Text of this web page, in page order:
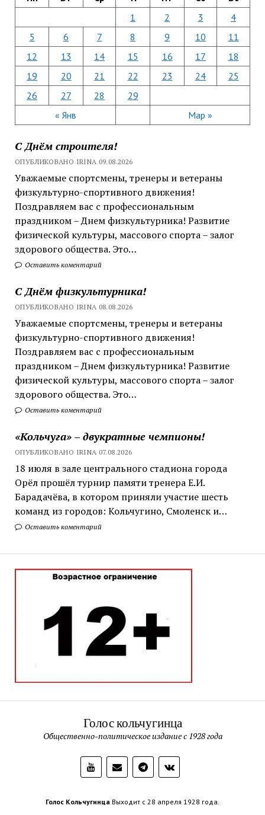
« Янв Мар »
1 2 3
4
5
6 7 8 9 10
11
12
13 14 15 16 17
18
19
20 21 22 23 24
25
26
27 28 29
С Днём строителя!
ОПУБЛИКОВАНО IRINA 09.08.2026
Уважаемые спортсмены, тренеры и ветераны
физкультурно-спортивного движения!
Поздравляем вас с профессиональным
праздником – Днем физкультурника! Развитие
физической культуры, массового спорта – залог
здорового общества. Это…
Оставить коментарий
С Днём физкультурника!
ОПУБЛИКОВАНО IRINA 08.08.2026
Уважаемые спортсмены, тренеры и ветераны
физкультурно-спортивного движения!
Поздравляем вас с профессиональным
праздником – Днем физкультурника! Развитие
физической культуры, массового спорта – залог
здорового общества. Это…
Оставить коментарий
«Кольчуга» – двукратные чемпионы!
ОПУБЛИКОВАНО IRINA 07.08.2026
18 июля в зале центрального стадиона города
Орёл прошёл турнир памяти тренера Е.И.
Барадачёва, в котором приняли участие шесть
команд из городов: Кольчугино, Смоленск и…
Оставить коментарий
Голос кольчугинца
Общественно-политическое издание с 1928 года
Голос Кольчугинца Выходит с 28 апреля 1928 года.